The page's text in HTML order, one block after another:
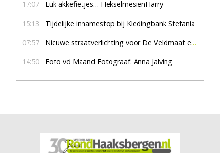
17:07 Luk akkefietjes… HekselmesienHarry
15:13 Tijdelijke innamestop bij Kledingbank Stefania
07:57 Nieuwe straatverlichting voor De Veldmaat en De Pas
14:50 Foto vd Maand Fotograaf: Anna Jalving